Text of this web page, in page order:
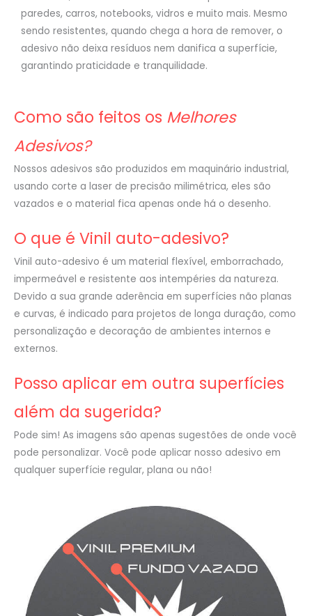
paredes, carros, notebooks, vidros e muito mais. Mesmo
sendo resistentes, quando chega a hora de remover, o
adesivo não deixa resíduos nem danifica a superfície,
garantindo praticidade e tranquilidade.
Como são feitos os Melhores
Adesivos?
Nossos adesivos são produzidos em maquinário industrial,
usando corte a laser de precisão milimétrica, eles são
vazados e o material fica apenas onde há o desenho.
O que é Vinil auto-adesivo?
Vinil auto-adesivo é um material flexível, emborrachado,
impermeável e resistente aos intempéries da natureza.
Devido a sua grande aderência em superfícies não planas
e curvas, é indicado para projetos de longa duração, como
personalização e decoração de ambientes internos e
externos.
Posso aplicar em outra superfícies
além da sugerida?
Pode sim! As imagens são apenas sugestões de onde você
pode personalizar. Você pode aplicar nosso adesivo em
qualquer superfície regular, plana ou não!